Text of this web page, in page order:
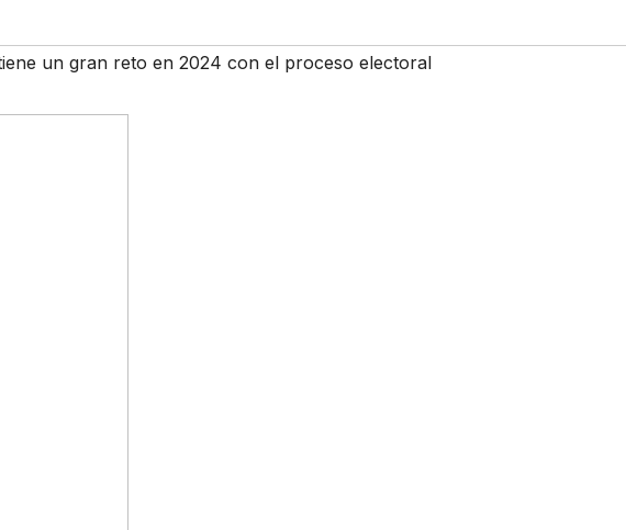
un gran reto en 2024 con el proceso electoral